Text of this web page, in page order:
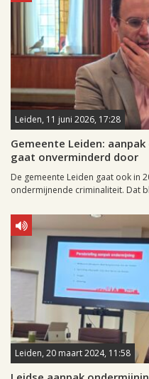
Leiden, 11 juni 2026, 17:28
Gemeente Leiden:
gaat onverminderd door
De gemeente Leiden gaat ook in
ondermijnende criminaliteit. Dat
Leiden, 20 maart 2024, 11:58